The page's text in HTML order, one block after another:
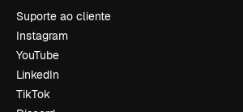
Suporte ao cliente
Instagram
YouTube
LinkedIn
TikTok